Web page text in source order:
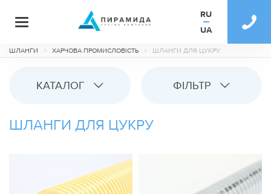
RU
UA
ШЛАНГИ ХАРЧОВА ПРОМИСЛОВІСТЬ ШЛАНГИ ДЛЯ ЦУКРУ
КАТАЛОГ ФІЛЬТР
ШЛАНГИ ДЛЯ ЦУКРУ